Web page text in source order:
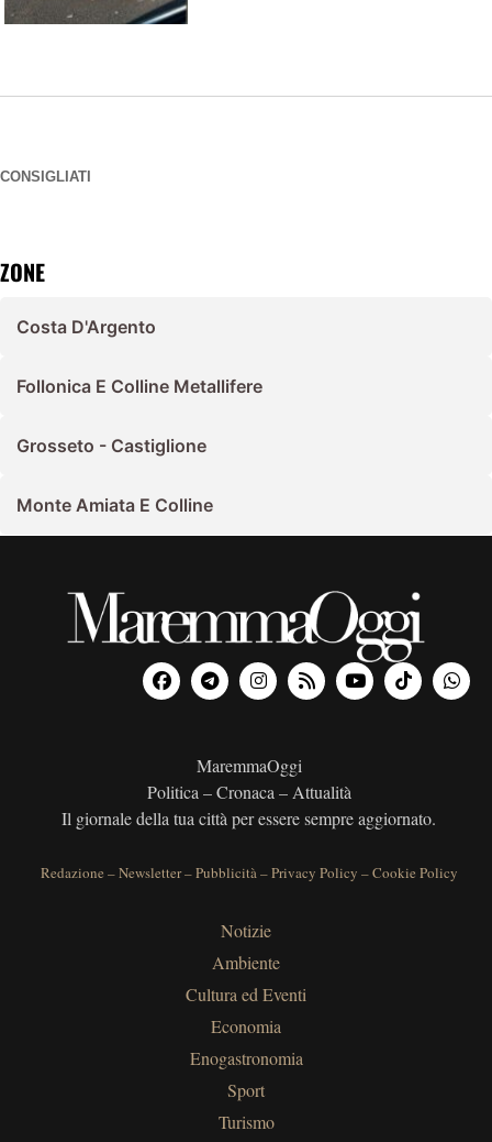
CONSIGLIATI
ZONE
Costa D'Argento
Follonica E Colline Metallifere
Grosseto - Castiglione
Monte Amiata E Colline
MaremmaOggi
Politica – Cronaca – Attualità
Il giornale della tua città per essere sempre aggiornato.
Redazione –Newsletter–Pubblicità–Privacy Policy –Cookie Policy
Notizie
Ambiente
Cultura ed Eventi
Economia
Enogastronomia
Sport
Turismo